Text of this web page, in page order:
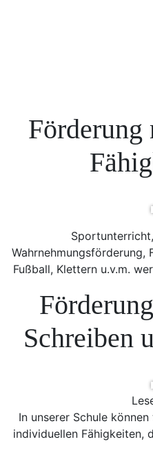
Förderung
Wahrnehmungsförderung,
Fußball, Klettern u.v.m.
Schreiben
In unserer Schule
individuellen Fähigkeiten,